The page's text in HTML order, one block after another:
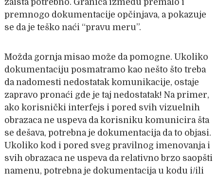
premnogo dokumentacije opčinjava, a pokazuje
se da je teško naći “pravu meru”.
Možda gornja misao može da pomogne. Ukoliko
dokumentaciju posmatramo kao nešto što treba
da nadomesti nedostatak komunikacije, ostaje
zapravo pronaći gde je taj nedostatak! Na primer,
ako korisnički interfejs i pored svih vizuelnih
obrazaca ne uspeva da korisniku komunicira šta
se dešava, potrebna je dokumentacija da to objasi.
Ukoliko kod i pored sveg pravilnog imenovanja i
svih obrazaca ne uspeva da relativno brzo saopšti
namenu, potrebna je dokumentacija u kodu i/ili